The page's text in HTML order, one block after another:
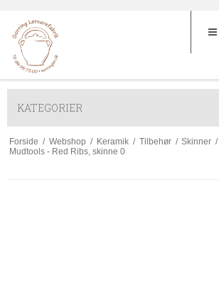
KATEGORIER
Forside / Webshop / Keramik / Tilbehør / Skinner /
Mudtools - Red Ribs, skinne 0